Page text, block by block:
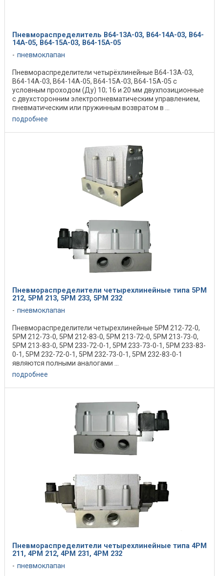
Пневмораспределитель В64-13А-03, В64-14А-03, В64-
14А-05, В64-15А-03, В64-15А-05
пневмоклапан
Пневмораспределители четырёхлинейные В64-13А-03,
В64-14А-03, В64-14А-05, В64-15А-03, В64-15А-05 с
условным проходом (Ду) 10; 16 и 20 мм двухпозиционные
с двухсторонним электропневматическим управлением,
пневматическим или пружинным возвратом в ...
подробнее
Пневмораспределители четырехлинейные типа 5РМ
212, 5РМ 213, 5РМ 233, 5РМ 232
пневмоклапан
Пневмораспределители четырехлинейные 5РМ 212-72-0,
5РМ 212-73-0, 5РМ 212-83-0, 5РМ 213-72-0, 5РМ 213-73-0,
5РМ 213-83-0, 5РМ 233-72-0-1, 5РМ 233-73-0-1, 5РМ 233-83-
0-1, 5РМ 232-72-0-1, 5РМ 232-73-0-1, 5РМ 232-83-0-1
являются полными аналогами ...
подробнее
Пневмораспределители четырехлинейные типа 4РМ
211, 4РМ 212, 4РМ 231, 4РМ 232
пневмоклапан